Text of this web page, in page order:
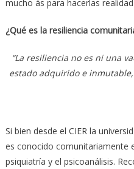
mucho ás para hacerlas realidad.
¿Qué es la resiliencia
“La resiliencia no es ni una
estado adquirido e
Si bien desde el CIER la
es conocido comunitariamente
psiquiatría y el psicoanálisis.